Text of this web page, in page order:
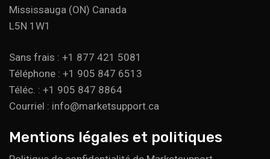
Mississauga (ON) Canada
L5N 1W1
Sans frais : +1 877 421 5081
Téléphone : +1 905 847 6513
Téléc. : +1 905 847 8864
Courriel : info@marketsupport.ca
Mentions légales et politiques